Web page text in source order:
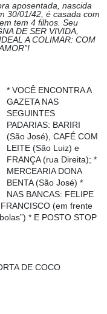
aposentada, nascida
30/01/42, é casada com
tem 4 filhos. Seu
DE SER VIVIDA,
A COLIMAR: COM
* VOCÊ ENCONTRA A
GAZETA NAS
SEGUINTES
PADARIAS: BARIRI
(São José), CAFÉ COM
LEITE (São Luiz) e
FRANÇA (rua Direita); *
MERCEARIA DONA
BENTA (São José) *
NAS BANCAS: FELIPE
(em frente
* E POSTO STOP
DE COCO